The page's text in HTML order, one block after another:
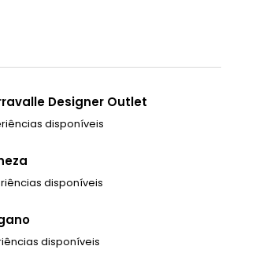
Designer Outlet
disponíveis
disponíveis
disponíveis